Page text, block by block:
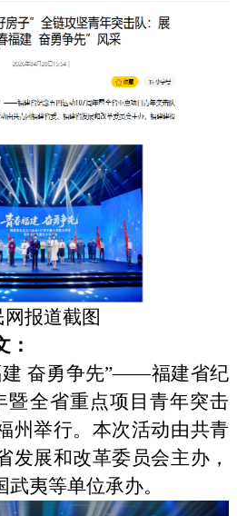
网报道截图
：
建 奋勇争先”——福建省纪
暨全省重点项目青年突击
州举行。本次活动由共青
发展和改革委员会主办，
夷等单位承办。